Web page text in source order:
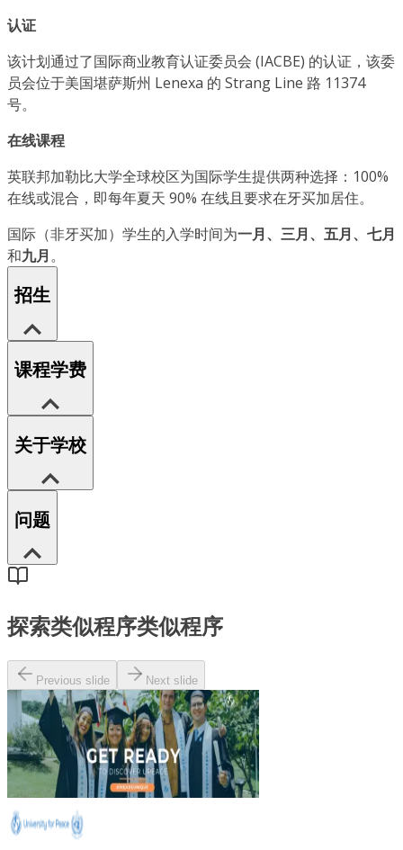
认证
该计划通过了国际商业教育认证委员会 (IACBE) 的认证，该委
员会位于美国堪萨斯州 Lenexa 的 Strang Line 路 11374
号。
在线课程
英联邦加勒比大学全球校区为国际学生提供两种选择：100%
在线或混合，即每年夏天 90% 在线且要求在牙买加居住。
国际（非牙买加）学生的入学时间为一月、三月、五月、七月
和九月。
招生
课程学费
关于学校
问题
探索类似程序类似程序
Previous slide Next slide